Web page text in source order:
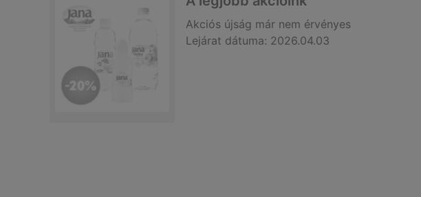
Akciós újság már nem érvényes
Lejárat dátuma: 2026.04.03